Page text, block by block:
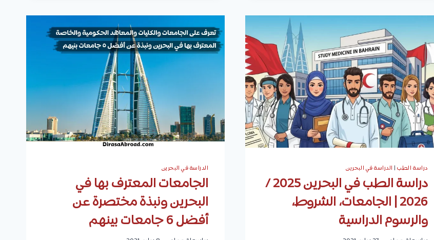
وكيفية
التقديم
الرسوم
الدراسية،
الموقع،
وكيفية
التقديم
دراسة الطب| الدراسة في البحرين
دراسة الطب في البحرين 2025 /
2026 | الجامعات، الشروط،
والرسوم الدراسية
الدراسة في البحرين
الجامعات المعترف بها في
البحرين ونبذة مختصرة عن
أفضل 6 جامعات بينهم